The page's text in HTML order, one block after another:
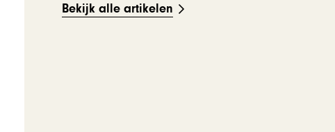
Bekijk alle artikelen